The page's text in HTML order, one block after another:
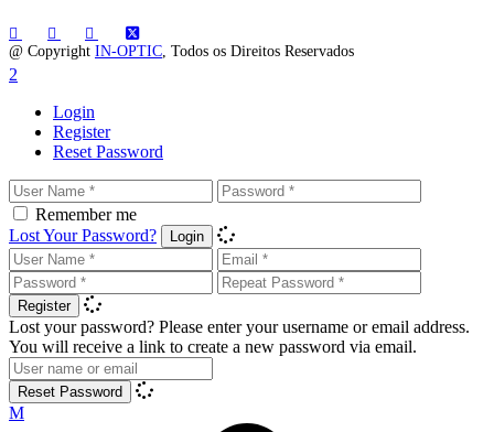
@ Copyright IN-OPTIC, Todos os Direitos Reservados
Login
Register
Reset Password
Remember me
Lost Your Password?
Login
Register
Lost your password? Please enter your username or email address.
You will receive a link to create a new password via email.
Reset Password